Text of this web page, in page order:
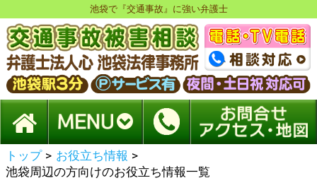
池袋で『交通事故』に強い弁護士
トップ > お役立ち情報 >
池袋周辺の方向けのお役立ち情報一覧